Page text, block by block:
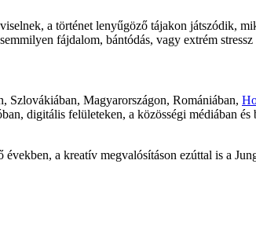
a történet lenyűgöző tájakon játszódik,
fájdalom, bántódás, vagy extrém stressz
Szlovákiában, Magyarországon, Romániában,
digitális felületeken, a közösségi médiában
években, a kreatív megvalósításon ezúttal is a